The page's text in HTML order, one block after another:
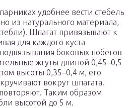
удобнее вести стебель
из натурального материала,
Шпагат привязывают к
для каждого куста
боковых побегов
жгуты длиной 0,45–0,5
высоты 0,35–0,4 м, его
вокруг шпагата.
Таким образом
высотой до 5 м.